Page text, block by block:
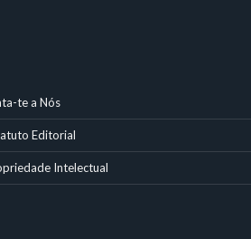
te a Nós
Editorial
Intelectual